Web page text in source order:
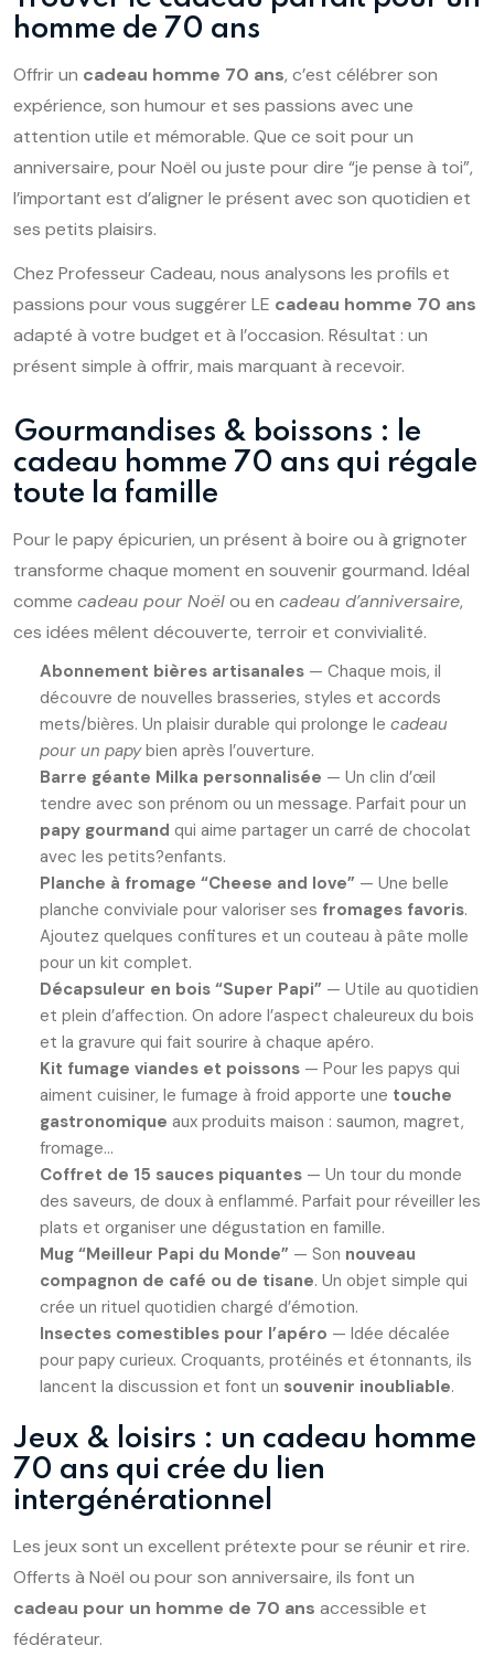
homme de 70 ans
Offrir un cadeau homme 70 ans, c’est célébrer son
expérience, son humour et ses passions avec une
attention utile et mémorable. Que ce soit pour un
anniversaire, pour Noël ou juste pour dire “je pense à toi”,
l’important est d’aligner le présent avec son quotidien et
ses petits plaisirs.
Chez Professeur Cadeau, nous analysons les profils et
passions pour vous suggérer LE cadeau homme 70 ans
adapté à votre budget et à l’occasion. Résultat : un
présent simple à offrir, mais marquant à recevoir.
Gourmandises & boissons : le
cadeau homme 70 ans qui régale
toute la famille
Pour le papy épicurien, un présent à boire ou à grignoter
transforme chaque moment en souvenir gourmand. Idéal
comme cadeau pour Noëlou en cadeau d’anniversaire,
ces idées mêlent découverte, terroir et convivialité.
Abonnement bières artisanales — Chaque mois, il
découvre de nouvelles brasseries, styles et accords
mets/bières. Un plaisir durable qui prolonge le cadeau
pour un papybien après l’ouverture.
Barre géante Milka personnalisée — Un clin d’œil
tendre avec son prénom ou un message. Parfait pour un
papy gourmand qui aime partager un carré de chocolat
avec les petits?enfants.
Planche à fromage “Cheese and love” — Une belle
planche conviviale pour valoriser ses fromages favoris.
Ajoutez quelques confitures et un couteau à pâte molle
pour un kit complet.
Décapsuleur en bois “Super Papi” — Utile au quotidien
et plein d’affection. On adore l’aspect chaleureux du bois
et la gravure qui fait sourire à chaque apéro.
Kit fumage viandes et poissons — Pour les papys qui
aiment cuisiner, le fumage à froid apporte une touche
gastronomique aux produits maison : saumon, magret,
fromage…
Coffret de 15 sauces piquantes — Un tour du monde
des saveurs, de doux à enflammé. Parfait pour réveiller les
plats et organiser une dégustation en famille.
Mug “Meilleur Papi du Monde” — Son nouveau
compagnon de café ou de tisane. Un objet simple qui
crée un rituel quotidien chargé d’émotion.
Insectes comestibles pour l’apéro — Idée décalée
pour papy curieux. Croquants, protéinés et étonnants, ils
lancent la discussion et font un souvenir inoubliable.
Jeux & loisirs : un cadeau homme
70 ans qui crée du lien
intergénérationnel
Les jeux sont un excellent prétexte pour se réunir et rire.
Offerts à Noël ou pour son anniversaire, ils font un
cadeau pour un homme de 70 ans accessible et
fédérateur.